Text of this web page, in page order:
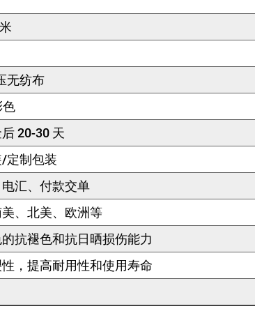
无纺布
20-30 天
定制包装
汇、付款交单
、北美、欧洲等
抗褪色和抗日晒损伤能力
，提高耐用性和使用寿命